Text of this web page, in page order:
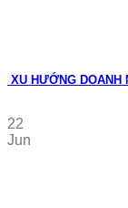
XU HƯỚNG DOANH
22
Jun